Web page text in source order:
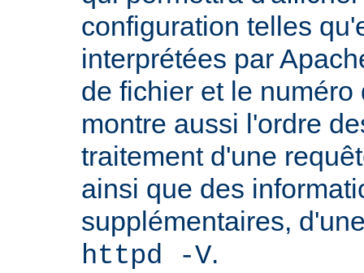
configuration telles
interprétées par
de fichier et le
montre aussi l'ordre
traitement d'une
ainsi que des
supplémentaires,
httpd -V.